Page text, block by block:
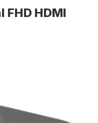
FHD HDMI